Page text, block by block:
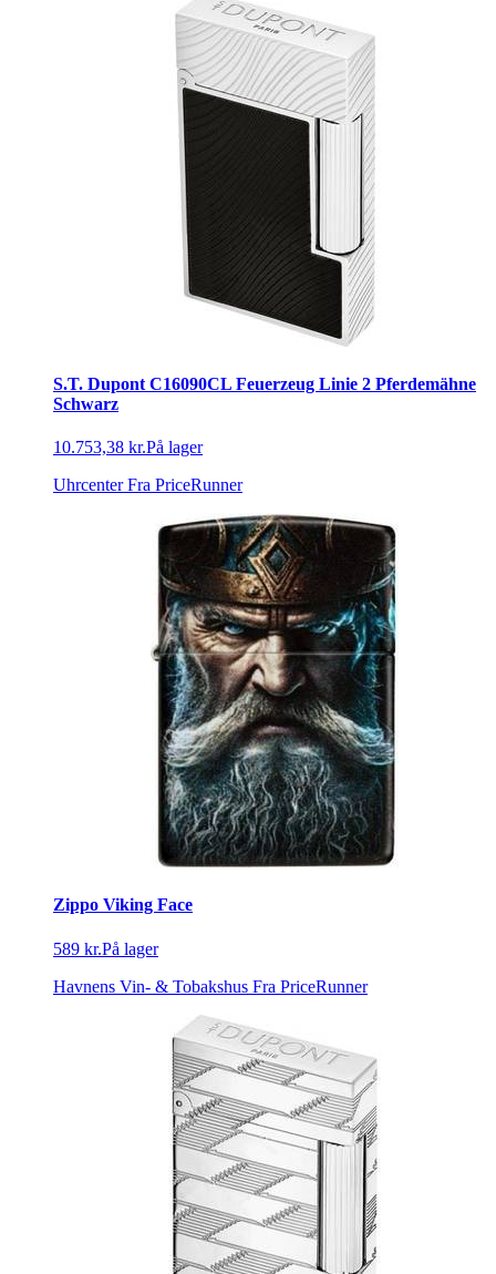
S.T. Dupont C16090CL Feuerzeug Linie 2 Pferdemähne
Schwarz
10.753,38 kr.På lager
Uhrcenter Fra PriceRunner
Zippo Viking Face
589 kr.På lager
Havnens Vin- & Tobakshus Fra PriceRunner